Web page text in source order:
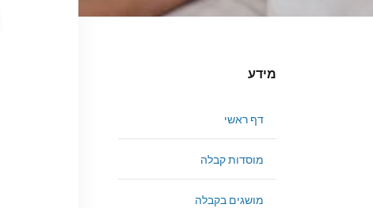
מידע
דף ראשי
מוסדות קבלה
מושגים בקבלה